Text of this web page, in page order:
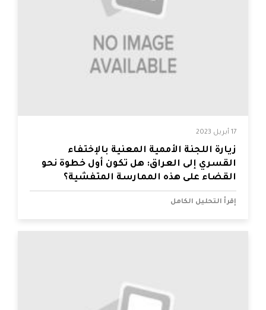
17 أبريل 2023
زيارة اللجنة الأممية المعنية بالإختفاء
القسري إلى العراق: هل تكون أول خطوة نحو
القضاء على هذه الممارسة المتفشية؟
إقرأ التحليل الكامل